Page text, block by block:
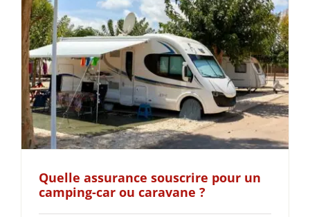
Quelle assurance souscrire pour un
camping-car ou caravane ?